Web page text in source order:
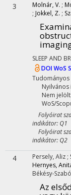
3 Molnár, V. ;
; Jokkel, Z. ;
SLEEP AND
DOIWoS
Tudományos
Nyilvános
Nem
WoS/
Folyóirat
indikátor: Q1
Folyóirat
indikátor: Q2
4 Persely, Aliz ;
Hernyes,
Békésy-
Az